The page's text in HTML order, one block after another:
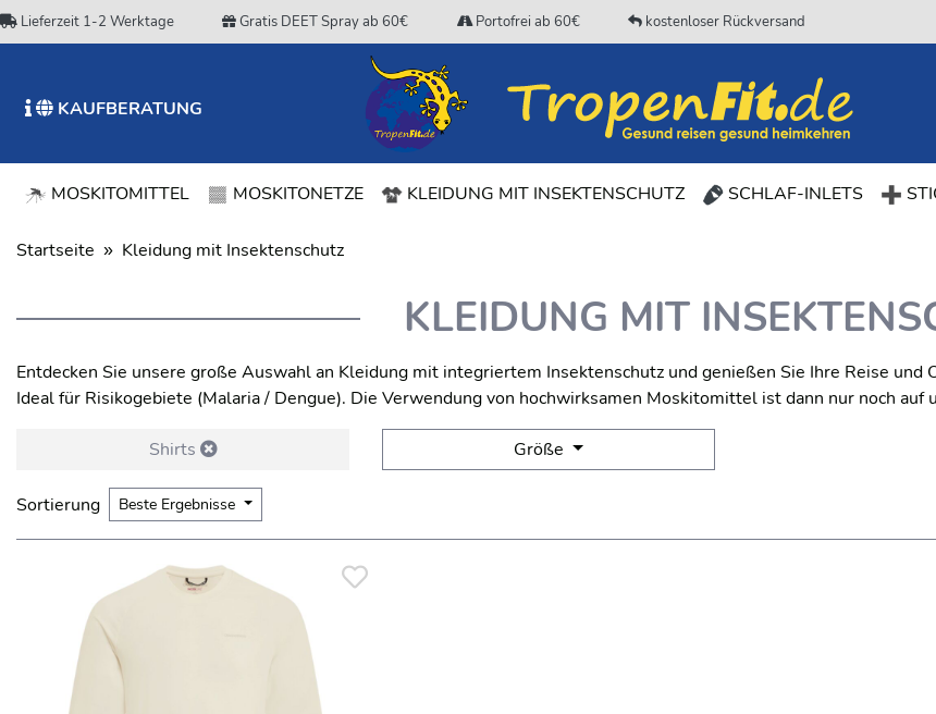
Lieferzeit 1-2 Werktage Gratis DEET Spray ab 60€ Portofrei ab 60€ kostenloser Rückversand
KAUFBERATUNG
MOSKITOMITTEL MOSKITONETZE KLEIDUNG MIT INSEKTENSCHUTZ(CURRENT)
SCHLAF-INLETS
Startseite Kleidung mit Insektenschutz
KLEIDUNG MIT
Entdecken Sie unsere große Auswahl an Kleidung mit integriertem Insektenschutz und genießen Sie Ihre Reise
Ideal für Risikogebiete (Malaria / Dengue). Die Verwendung von hochwirksamen Moskitomittel ist dann nur noch
Shirts Größe
Sortierung Beste Ergebnisse